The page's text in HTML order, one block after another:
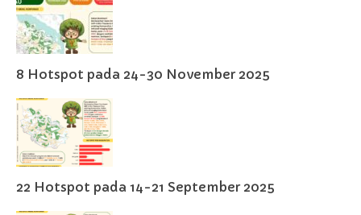
8 Hotspot pada 24-30 November 2025
22 Hotspot pada 14-21 September 2025